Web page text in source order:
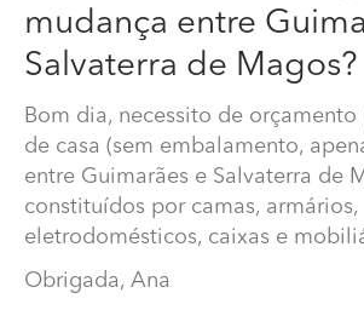
mudança entre
Salvaterra de Magos?
Bom dia, necessito de orçamento
de casa (sem embalamento,
entre Guimarães e Salvaterra de
constituídos por camas, armários,
eletrodomésticos, caixas e
Obrigada, Ana